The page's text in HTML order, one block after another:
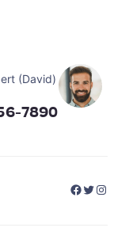
(David)
7890